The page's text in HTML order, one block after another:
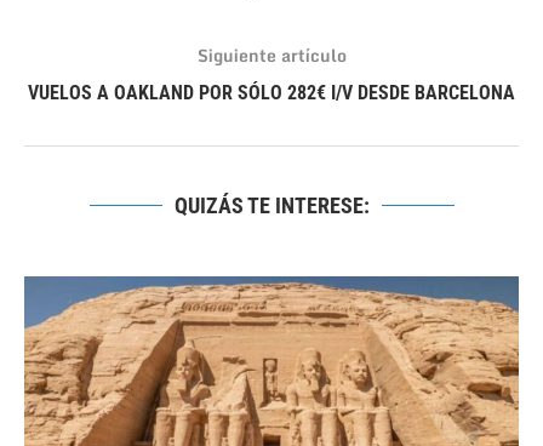
Siguiente artículo
VUELOS A OAKLAND POR SÓLO 282€ I/V DESDE BARCELONA
QUIZÁS TE INTERESE: